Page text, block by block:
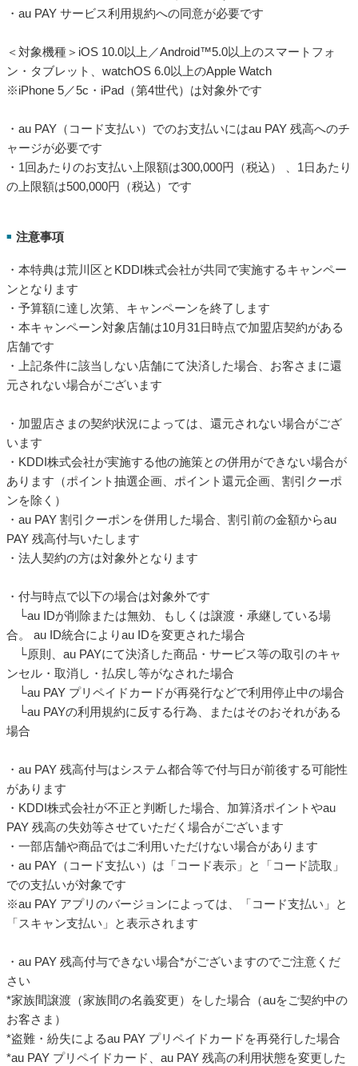
・au PAY サービス利用規約への同意が必要です
＜対象機種＞iOS 10.0以上／Android™5.0以上のスマートフォ
ン・タブレット、watchOS 6.0以上のApple Watch
※iPhone 5／5c・iPad（第4世代）は対象外です
・au PAY（コード支払い）でのお支払いにはau PAY 残高へのチ
ャージが必要です
・1回あたりのお支払い上限額は300,000円（税込） 、1日あたり
の上限額は500,000円（税込）です
■ 注意事項
・本特典は荒川区とKDDI株式会社が共同で実施するキャンペー
ンとなります
・予算額に達し次第、キャンペーンを終了します
・本キャンペーン対象店舗は10月31日時点で加盟店契約がある
店舗です
・上記条件に該当しない店舗にて決済した場合、お客さまに還
元されない場合がございます
・加盟店さまの契約状況によっては、還元されない場合がござ
います
・KDDI株式会社が実施する他の施策との併用ができない場合が
あります（ポイント抽選企画、ポイント還元企画、割引クーポ
ンを除く）
・au PAY 割引クーポンを併用した場合、割引前の金額からau
PAY 残高付与いたします
・法人契約の方は対象外となります
・付与時点で以下の場合は対象外です
└au IDが削除または無効、もしくは譲渡・承継している場
合。 au ID統合によりau IDを変更された場合
└原則、au PAYにて決済した商品・サービス等の取引のキャ
ンセル・取消し・払戻し等がなされた場合
└au PAY プリペイドカードが再発行などで利用停止中の場合
└au PAYの利用規約に反する行為、またはそのおそれがある
場合
・au PAY 残高付与はシステム都合等で付与日が前後する可能性
があります
・KDDI株式会社が不正と判断した場合、加算済ポイントやau
PAY 残高の失効等させていただく場合がございます
・一部店舗や商品ではご利用いただけない場合があります
・au PAY（コード支払い）は「コード表示」と「コード読取」
での支払いが対象です
※au PAY アプリのバージョンによっては、「コード支払い」と
「スキャン支払い」と表示されます
・au PAY 残高付与できない場合*がございますのでご注意くだ
さい
*家族間譲渡（家族間の名義変更）をした場合（auをご契約中の
お客さま）
*盗難・紛失によるau PAY プリペイドカードを再発行した場合
*au PAY プリペイドカード、au PAY 残高の利用状態を変更した